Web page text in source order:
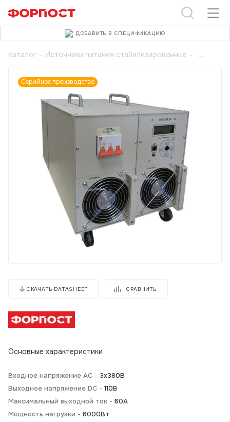
Каталог - Источники питания стабилизированные -
Серийное производство
СКАЧАТЬ DATASHEET СРАВНИТЬ
Основные характеристики
Входное напряжение AC - 3х380В
Выходное напряжение DC - 110В
Максимальный выходной ток - 60А
Мощность нагрузки - 6000Вт
ДОБАВИТЬ В СПЕЦИФИКАЦИЮ